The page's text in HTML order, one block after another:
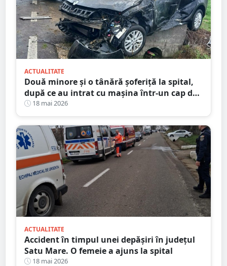
ACTUALITATE
Două minore și o tânără șoferiță la spital,
după ce au intrat cu mașina într-un cap de
pod. Totul s-a întâmplat în județul Satu
Mare
18 mai 2026
ACTUALITATE
Accident în timpul unei depășiri în județul
Satu Mare. O femeie a ajuns la spital
18 mai 2026